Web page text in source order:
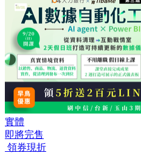
實體
即將完售
領券現折